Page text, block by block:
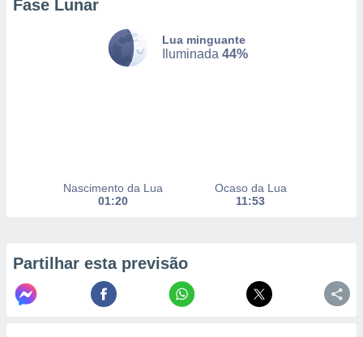
possam
seus
com
Fase Lunar
Lua minguante
Iluminada 44%
Nascimento da Lua
01:20
Ocaso da Lua
11:53
Partilhar esta previsão